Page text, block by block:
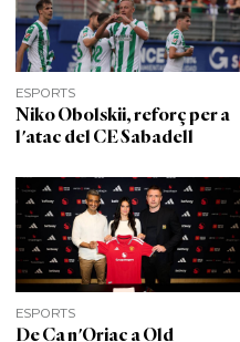
ESPORTS
Niko Obolskii, reforç per a
l'atac del CE Sabadell
ESPORTS
De Ca n'Oriac a Old